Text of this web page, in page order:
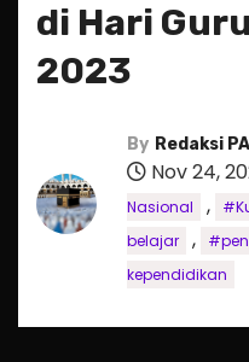
di Hari
2023
By Redaksi
Nov 24,
Nasional
,
belajar
,
kependidikan